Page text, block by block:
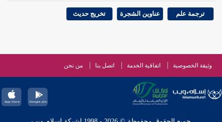
ترجمة علم عناوين الشجرة تخريج حديث
وثيقة الخصوصية اتفاقية الخدمة اتصل بنا من نحن